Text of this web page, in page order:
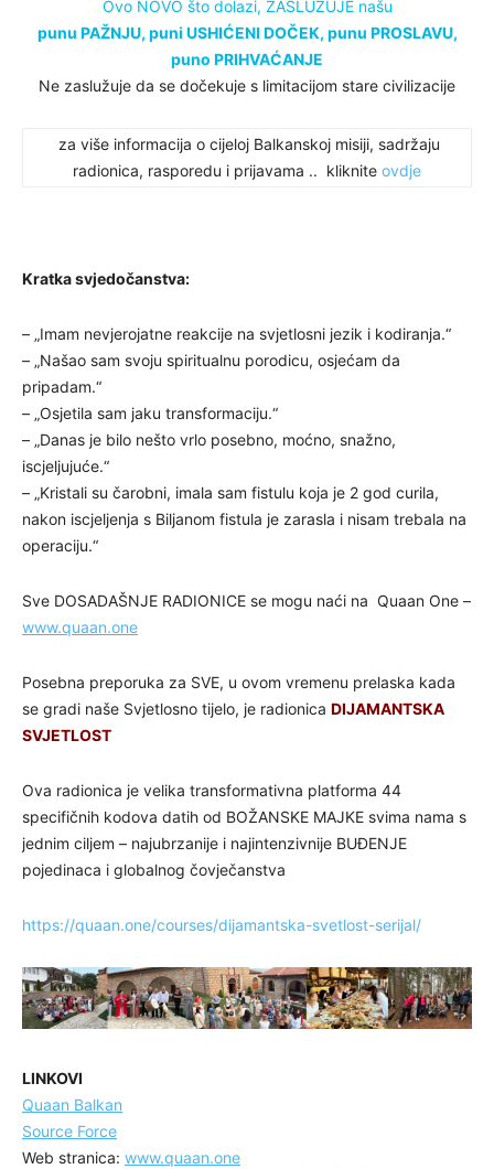
Ovo NOVO što dolazi, ZASLUŽUJE našu
punu PAŽNJU, puni USHIĆENI DOČEK, punu PROSLAVU,
puno PRIHVAĆANJE
Ne zaslužuje da se dočekuje s limitacijom stare civilizacije
za više informacija o cijeloj Balkanskoj misiji, sadržaju
radionica, rasporedu i prijavama .. kliknite ovdje
Kratka svjedočanstva:
– „Imam nevjerojatne reakcije na svjetlosni jezik i kodiranja.“
– „Našao sam svoju spiritualnu porodicu, osjećam da
pripadam.“
– „Osjetila sam jaku transformaciju.“
– „Danas je bilo nešto vrlo posebno, moćno, snažno,
iscjeljujuće.“
– „Kristali su čarobni, imala sam fistulu koja je 2 god curila,
nakon iscjeljenja s Biljanom fistula je zarasla i nisam trebala na
operaciju.“
Sve DOSADAŠNJE RADIONICE se mogu naći na Quaan One –
www.quaan.one
Posebna preporuka za SVE, u ovom vremenu prelaska kada
se gradi naše Svjetlosno tijelo, je radionica DIJAMANTSKA
SVJETLOST
Ova radionica je velika transformativna platforma 44
specifičnih kodova datih od BOŽANSKE MAJKE svima nama s
jednim ciljem – najubrzanije i najintenzivnije BUĐENJE
pojedinaca i globalnog čovječanstva
https://quaan.one/courses/dijamantska-svetlost-serijal/
LINKOVI
Quaan Balkan
Source Force
Web stranica: www.quaan.one